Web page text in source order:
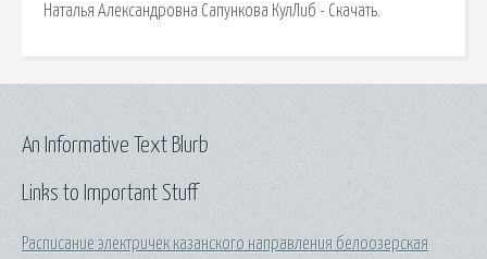
Наталья Александровна Сапункова КулЛиб - Скачать.
Links to Important Stuff
Расписание электричек казанского направления белоозерская
An Informative Text Blurb